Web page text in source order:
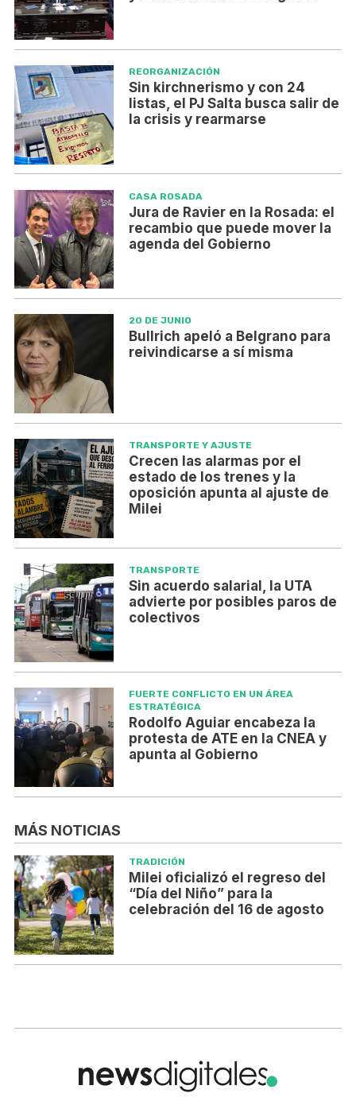
REORGANIZACIÓN
Sin kirchnerismo y con 24
listas, el PJ Salta busca salir de
la crisis y rearmarse
CASA ROSADA
Jura de Ravier en la Rosada: el
recambio que puede mover la
agenda del Gobierno
20 DE JUNIO
Bullrich apeló a Belgrano para
reivindicarse a sí misma
TRANSPORTE Y AJUSTE
Crecen las alarmas por el
estado de los trenes y la
oposición apunta al ajuste de
Milei
TRANSPORTE
Sin acuerdo salarial, la UTA
advierte por posibles paros de
colectivos
FUERTE CONFLICTO EN UN ÁREA
ESTRATÉGICA
Rodolfo Aguiar encabeza la
protesta de ATE en la CNEA y
apunta al Gobierno
MÁS NOTICIAS
TRADICIÓN
Milei oficializó el regreso del
“Día del Niño” para la
celebración del 16 de agosto